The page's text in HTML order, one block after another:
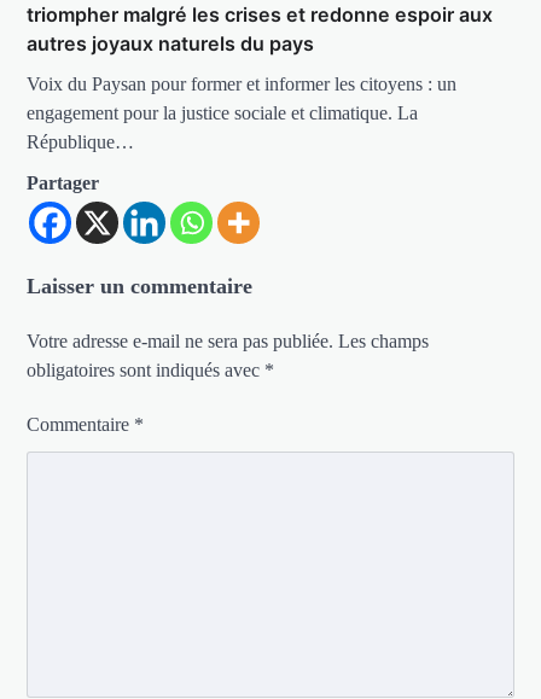
triompher malgré les crises et redonne espoir aux
autres joyaux naturels du pays
Voix du Paysan pour former et informer les citoyens : un
engagement pour la justice sociale et climatique. La
République…
Partager
Laisser un commentaire
Votre adresse e-mail ne sera pas publiée. Les champs
obligatoires sont indiqués avec *
Commentaire *